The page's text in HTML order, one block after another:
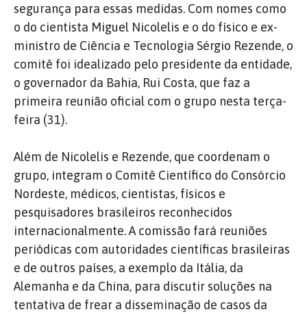
segurança para essas medidas. Com nomes como
o do cientista Miguel Nicolelis e o do físico e ex-
ministro de Ciência e Tecnologia Sérgio Rezende, o
comitê foi idealizado pelo presidente da entidade,
o governador da Bahia, Rui Costa, que faz a
primeira reunião oficial com o grupo nesta terça-
feira (31).
Além de Nicolelis e Rezende, que coordenam o
grupo, integram o Comitê Científico do Consórcio
Nordeste, médicos, cientistas, físicos e
pesquisadores brasileiros reconhecidos
internacionalmente. A comissão fará reuniões
periódicas com autoridades científicas brasileiras
e de outros países, a exemplo da Itália, da
Alemanha e da China, para discutir soluções na
tentativa de frear a disseminação de casos da